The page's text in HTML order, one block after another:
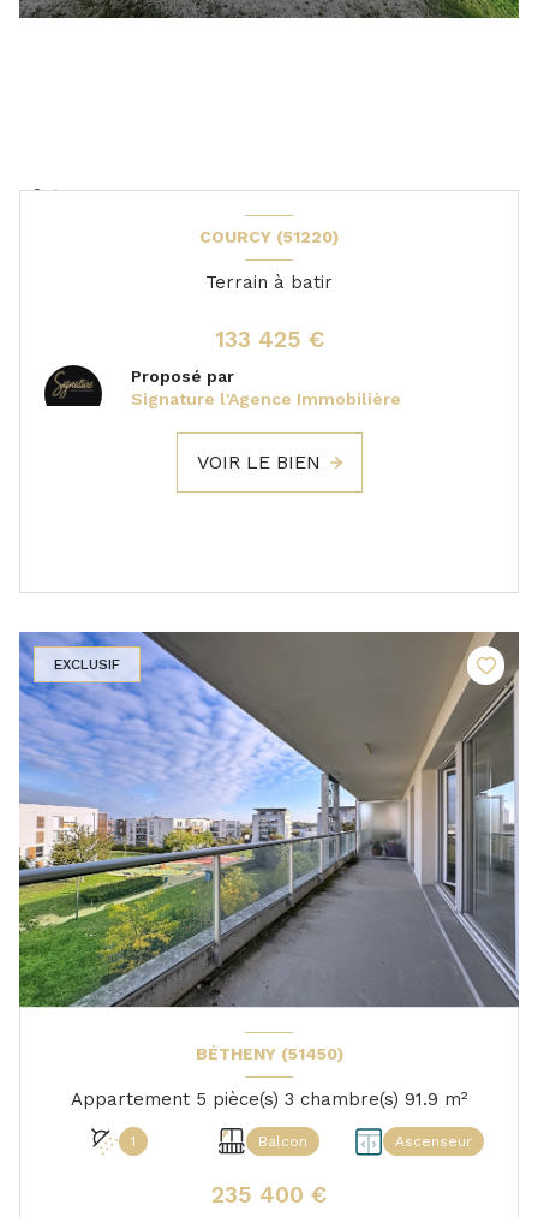
COURCY (51220)
Terrain à batir
133 425 €
Proposé par
Signature l'Agence Immobilière
VOIR LE BIEN
EXCLUSIF
BÉTHENY (51450)
Appartement 5 pièce(s) 3 chambre(s) 91.9 m²
1 Balcon Ascenseur
235 400 €